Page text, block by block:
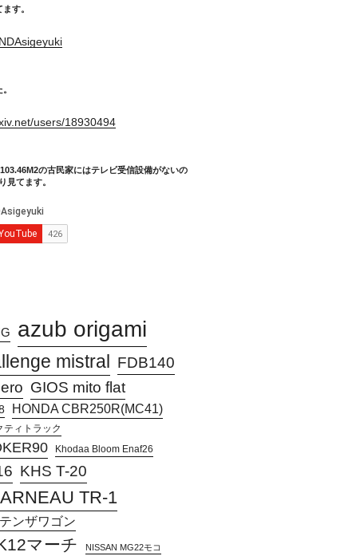
す。
users/18930494
の古民家にはテレビ受信設備がないの
見てます。
azub origami
mistral
FDB140
GIOS mito flat
HONDA CBR250R(MC41)
ティトラック
Khodaa Bloom Enaf26
KHS T-20
TR-1
ンザワゴン
マーチ NISSAN MG22モコ